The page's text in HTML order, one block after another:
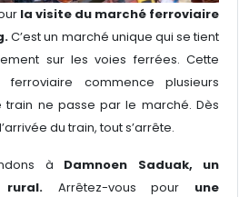
la visite du marché ferroviaire
C’est un marché unique qui se tient
sur les voies ferrées. Cette
commence plusieurs
train ne passe par le marché. Dès
du train, tout s’arrête.
à Damnoen Saduak, un
Arrêtez-vous pour une